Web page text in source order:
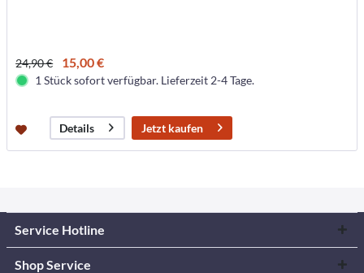
24,90 € 15,00 €
1 Stück sofort verfügbar. Lieferzeit 2-4 Tage.
Details Jetzt kaufen
Service Hotline
Shop Service